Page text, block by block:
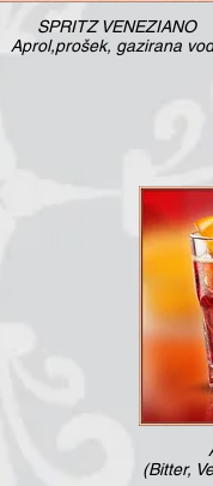
SPRITZ VENEZIANO
Aprol,prošek, gazirana
(Bitter,